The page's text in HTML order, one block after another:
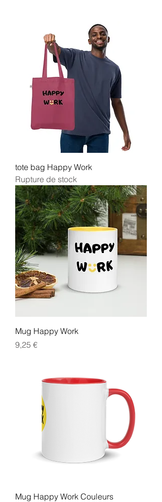
tote bag Happy Work
Rupture de stock
Mug Happy Work
Prix
9,25 €
Mug Happy Work Couleurs